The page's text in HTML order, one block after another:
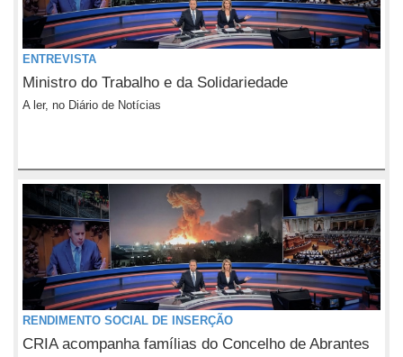
ENTREVISTA
Ministro do Trabalho e da Solidariedade
A ler, no Diário de Notícias
RENDIMENTO SOCIAL DE INSERÇÃO
CRIA acompanha famílias do Concelho de Abrantes